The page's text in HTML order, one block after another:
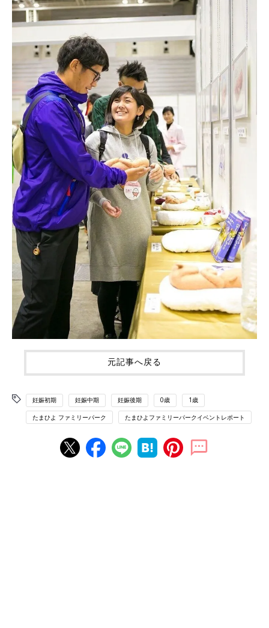
元記事へ戻る
妊娠初期 妊娠中期 妊娠後期 0歳 1歳
たまひよ ファミリーパーク たまひよファミリーパークイベントレポート